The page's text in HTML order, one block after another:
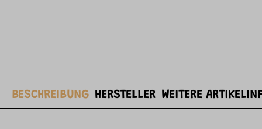
BESCHREIBUNG HERSTELLER WEITERE